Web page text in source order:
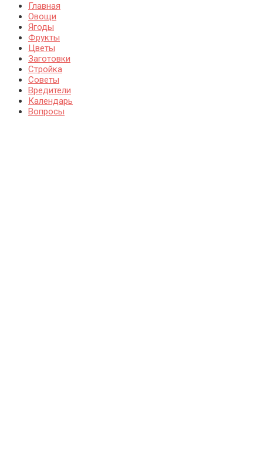
Главная
Овощи
Ягоды
Фрукты
Цветы
Заготовки
Стройка
Советы
Вредители
Календарь
Вопросы